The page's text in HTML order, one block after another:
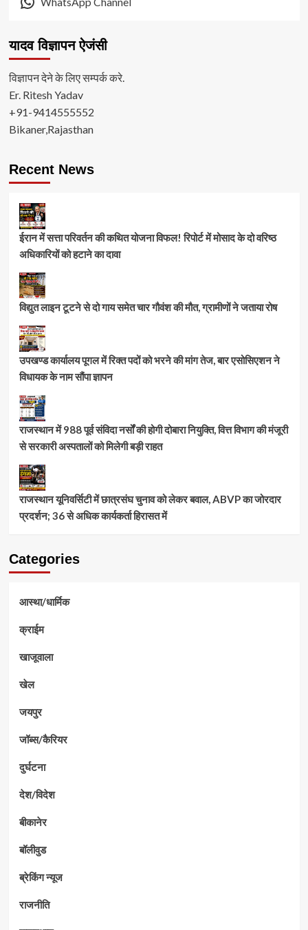
यादव विज्ञापन ऐजंसी
विज्ञापन देने के लिए सम्पर्क करे.
Er. Ritesh Yadav
+91-9414555552
Bikaner,Rajasthan
Recent News
ईरान में सत्ता परिवर्तन की कथित योजना विफल! रिपोर्ट में मोसाद के दो वरिष्ठ
अधिकारियों को हटाने का दावा
विद्युत लाइन टूटने से दो गाय समेत चार गौवंश की मौत, ग्रामीणों ने जताया रोष
उपखण्ड कार्यालय पूगल में रिक्त पदों को भरने की मांग तेज, बार एसोसिएशन ने
विधायक के नाम सौंपा ज्ञापन
राजस्थान में 988 पूर्व संविदा नर्सों की होगी दोबारा नियुक्ति, वित्त विभाग की मंजूरी
से सरकारी अस्पतालों को मिलेगी बड़ी राहत
राजस्थान यूनिवर्सिटी में छात्रसंघ चुनाव को लेकर बवाल, ABVP का जोरदार
प्रदर्शन; 36 से अधिक कार्यकर्ता हिरासत में
Categories
आस्था/धार्मिक
क्राईम
खाजूवाला
खेल
जयपुर
जॉब्स/कैरियर
दुर्घटना
देश/विदेश
बीकानेर
बॉलीवुड
ब्रेकिंग न्यूज
राजनीति